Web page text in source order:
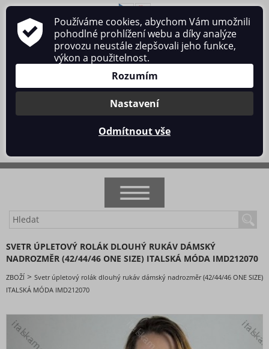
O nás Obchodní podmínky
Ochrana osobních údajů
Kontakt
Přihlásit se/Registrace
NOVINKY
AKCE
DOPORUČENÉ
BESTSELLERY
VALENTÝNSKÁ - VÁNOČNÍ KOLEKCE
Oblečení dámské
SVETR ÚPLETOVÝ ROLÁK DLOUHÝ RUKÁV DÁMSKÝ
NADROZMĚR (42/44/46 ONE SIZE) ITALSKÁ MÓDA IMD212070
ZBOŽÍ > Svetr úpletový rolák dlouhý rukáv dámský nadrozměr (42/44/46 ONE SIZE)
ITALSKÁ MÓDA IMD212070
Používáme cookies, abychom Vám umožnili
pohodlné prohlížení webu a díky analýze
provozu neustále zlepšovali jeho funkce,
výkon a použitelnost.
Rozumím
Nastavení
Odmítnout vše